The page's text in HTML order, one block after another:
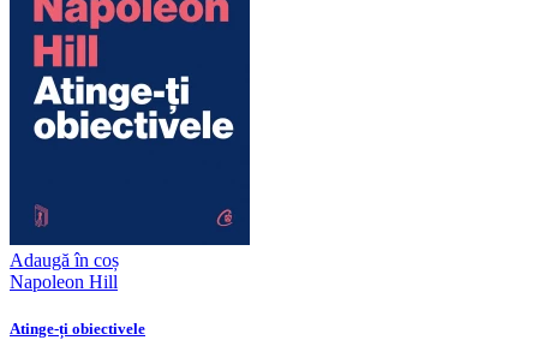
Adaugă în coș
Napoleon Hill
Atinge-ți obiectivele